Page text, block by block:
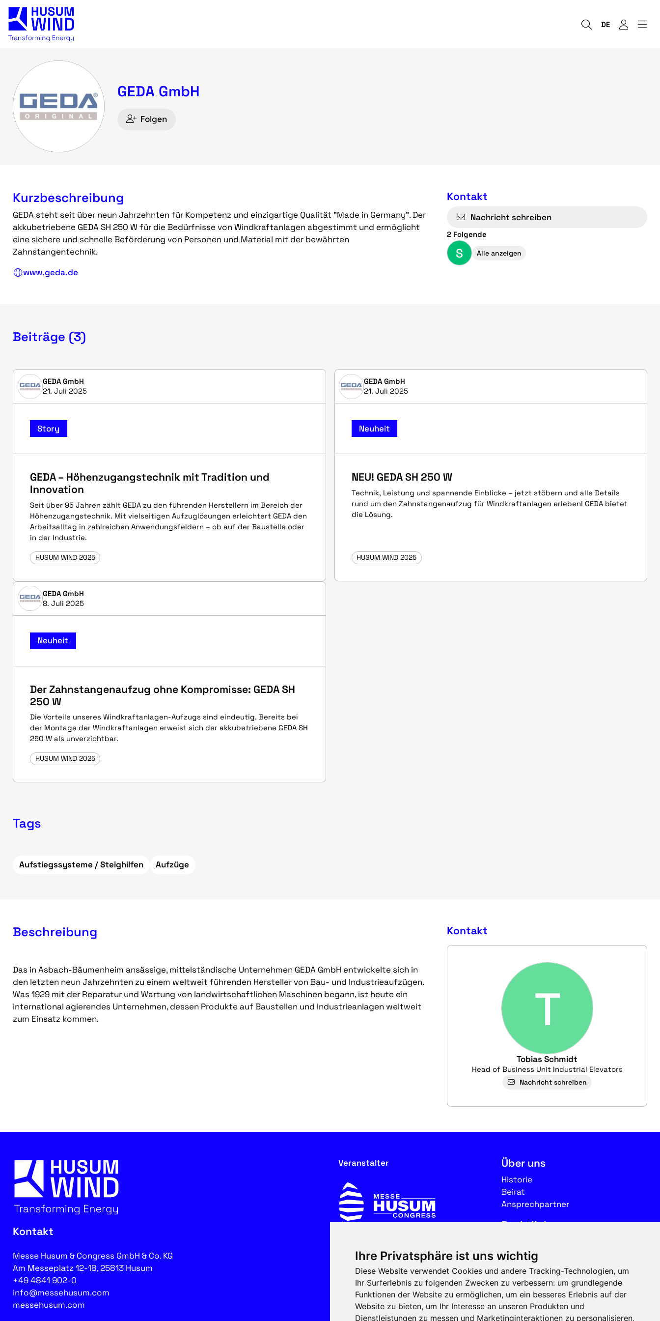
Ihre Privatsphäre ist uns wichtig
Diese Website verwendet Cookies und andere Tracking-Technologien, um
Ihr Surferlebnis zu folgenden Zwecken zu verbessern: um grundlegende
Funktionen der Website zu ermöglichen, um ein besseres Erlebnis auf der
Website zu bieten, um Ihr Interesse an unseren Produkten und
Dienstleistungen zu messen und Marketinginteraktionen zu personalisieren,
DE
GEDA GmbH
Folgen
Kurzbeschreibung
GEDA steht seit über neun Jahrzehnten für Kompetenz und einzigartige Qualität "Made in Germany". Der
akkubetriebene GEDA SH 250 W für die Bedürfnisse von Windkraftanlagen abgestimmt und ermöglicht
eine sichere und schnelle Beförderung von Personen und Material mit der bewährten
Zahnstangentechnik.
www.geda.de
Kontakt
Nachricht schreiben
2 Folgende
S Alle anzeigen
Beiträge (3)
GEDA GmbH
21. Juli 2025
Story
GEDA – Höhenzugangstechnik mit Tradition und
Innovation
Seit über 95 Jahren zählt GEDA zu den führenden Herstellern im Bereich der
Höhenzugangstechnik. Mit vielseitigen Aufzuglösungen erleichtert GEDA den
Arbeitsalltag in zahlreichen Anwendungsfeldern – ob auf der Baustelle oder
in der Industrie.
HUSUM WIND 2025
GEDA GmbH
21. Juli 2025
Neuheit
NEU! GEDA SH 250 W
Technik, Leistung und spannende Einblicke – jetzt stöbern und alle Details
rund um den Zahnstangenaufzug für Windkraftanlagen erleben! GEDA bietet
die Lösung.
HUSUM WIND 2025
GEDA GmbH
8. Juli 2025
Neuheit
Der Zahnstangenaufzug ohne Kompromisse: GEDA SH
250 W
Die Vorteile unseres Windkraftanlagen-Aufzugs sind eindeutig. Bereits bei
der Montage der Windkraftanlagen erweist sich der akkubetriebene GEDA SH
250 W als unverzichtbar.
HUSUM WIND 2025
Tags
Aufstiegssysteme / Steighilfen Aufzüge
Beschreibung
Das in Asbach-Bäumenheim ansässige, mittelständische Unternehmen GEDA GmbH entwickelte sich in
den letzten neun Jahrzehnten zu einem weltweit führenden Hersteller von Bau- und Industrieaufzügen.
Was 1929 mit der Reparatur und Wartung von landwirtschaftlichen Maschinen begann, ist heute ein
international agierendes Unternehmen, dessen Produkte auf Baustellen und Industrieanlagen weltweit
zum Einsatz kommen.
Kontakt
T
Tobias Schmidt
Head of Business Unit Industrial Elevators
Nachricht schreiben
Kontakt
Messe Husum & Congress GmbH & Co. KG
Am Messeplatz 12-18, 25813 Husum
+49 4841 902-0
info@messehusum.com
messehusum.com
Veranstalter
In Kooperation mit
Über uns
Historie
Beirat
Ansprechpartner
Rechtliches
Impressum
Datenschutz
Nutzungsbedingungen
Folgen Sie uns auf Social
Media